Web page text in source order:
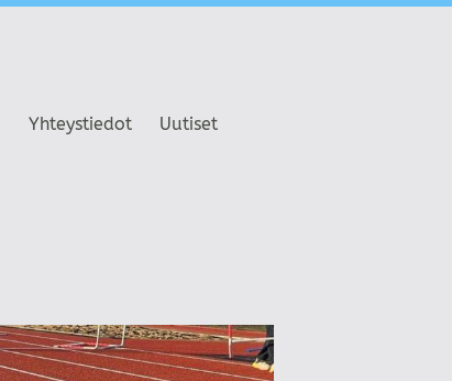
Yhteystiedot
Uutiset